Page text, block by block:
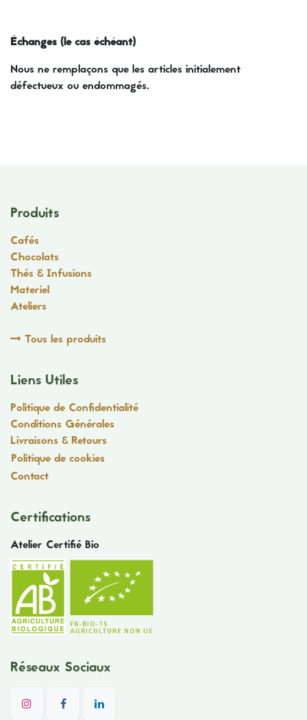
Échanges (le cas échéant)
Nous ne remplaçons que les articles initialement
défectueux ou endommagés.
Produits
Cafés
Chocolats
Thés & Infusions
Materiel
Ateliers
Tous les produits
Liens Utiles
Politique de Confidentialité
Conditions Générales
Livraisons & Retours
Politique de cookies
Contact
Certifications
Atelier Certifié Bio
Réseaux Sociaux